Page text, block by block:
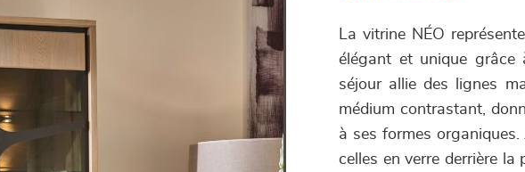
La vitrine NÉO
élégant et unique grâce
séjour allie des lignes
médium contrastant,
à ses formes
celles en verre derrière